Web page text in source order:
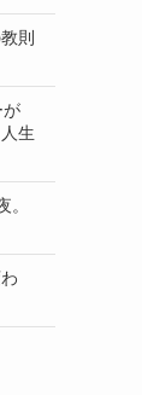
則
が
生